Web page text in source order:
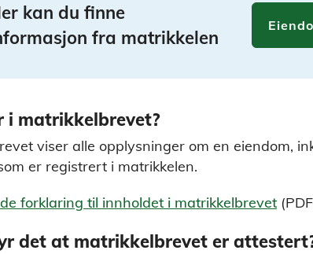
kan du finne
fra matrikkelen
i matrikkelbrevet?
viser alle opplysninger om en eiendom,
er registrert i matrikkelen.
forklaring til innholdet i matrikkelbrevet
det at matrikkelbrevet er